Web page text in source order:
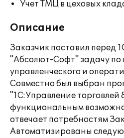
Учет ТМЦ в цеховых
Описание
Заказчик поставил перед
"Абсолют-Софт" задачу по
управленческого и
Совместно был выбран
"1С:Управление торговлей
функциональным
отвечает потребностям
Автоматизированы